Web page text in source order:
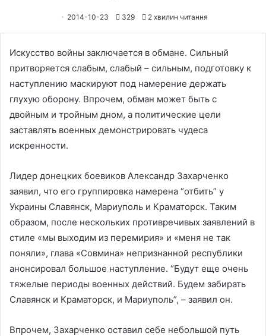
2014-10-23 329 2 хвилин читання
Искусство войны заключается в обмане. Сильный
притворяется слабым, слабый – сильным, подготовку к
наступлению маскируют под намерение держать
глухую оборону. Впрочем, обман может быть с
двойным и тройным дном, а политические цели
заставлять военных демонстрировать чудеса
искренности.
Лидер донецких боевиков Александр Захарченко
заявил, что его группировка намерена “отбить” у
Украины Славянск, Мариуполь и Краматорск. Таким
образом, после нескольких противречивых заявлений в
стиле «мы выходим из перемирия» и «меня не так
поняли», глава «Совмина» непризнанной республики
анонсировал большое наступление. “Будут еще очень
тяжелые периоды военных действий. Будем забирать
Славянск и Краматорск, и Мариуполь”, – заявил он.
Впрочем, Захарченко оставил себе небольшой путь